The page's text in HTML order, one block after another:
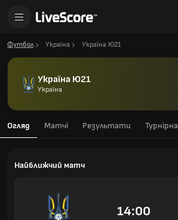
Футбол Україна Україна Ю21
Україна Ю21
Україна
Огляд Матчі Результати
Найближчий матч
14:00